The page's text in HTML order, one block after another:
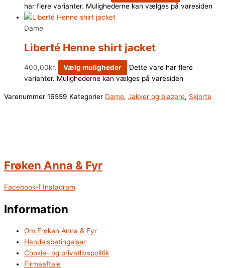
har flere varianter. Mulighederne kan vælges på varesiden
Dame
Liberté Henne shirt jacket
400,00kr. Vælg muligheder
Dette vare har flere
varianter. Mulighederne kan vælges på varesiden
Varenummer 16559 Kategorier Dame, Jakker og blazere, Skjorte
Frøken Anna & Fyr
Facebook-f Instagram
Information
Om Frøken Anna & Fyr
Handelsbetingelser
Cookie- og privatlivspolitik
Firmaaftale